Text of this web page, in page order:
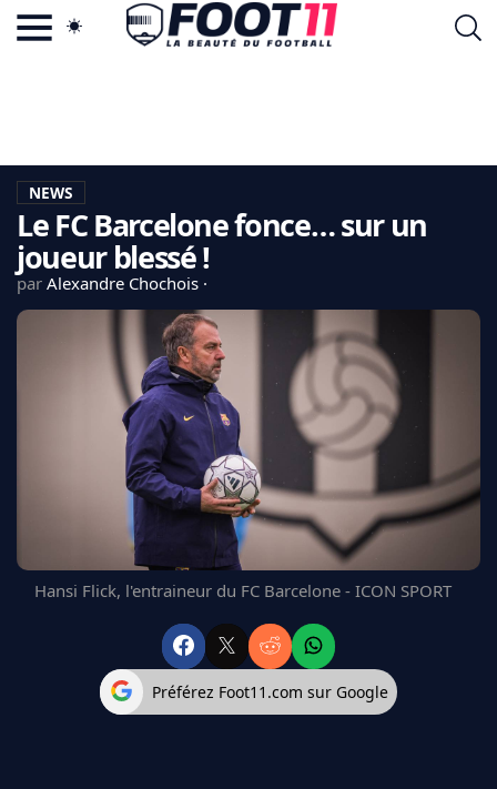
LA CHARTE
VIE PRIVÉE
CGU
CONTACTEZ-NOUS
MANCHESTER UNITED
CHELSEA
ARSENAL
L'AVIS DE LA RÉDAC'
NEWS
Le FC Barcelone fonce… sur un
joueur blessé !
par Alexandre Chochois
Hansi Flick, l'entraineur du FC Barcelone - ICON SPORT
Préférez Foot11.com sur Google